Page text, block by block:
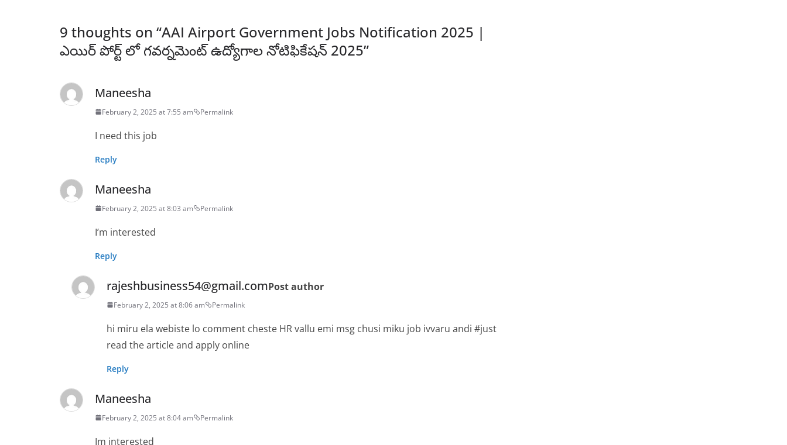
9 thoughts on “AAI Airport Government Jobs Notification 2025 |
ఎయిర్ పోర్ట్ లో గవర్నమెంట్ ఉద్యోగాల నోటిఫికేషన్ 2025”
Maneesha
February 2, 2025 at 7:55 am Permalink
I need this job
Reply
Maneesha
February 2, 2025 at 8:03 am Permalink
I’m interested
Reply
rajeshbusiness54@gmail.comPost author
February 2, 2025 at 8:06 am Permalink
hi miru ela webiste lo comment cheste HR vallu emi msg chusi miku job ivvaru andi #just
read the article and apply online
Reply
Maneesha
February 2, 2025 at 8:04 am Permalink
Im interested